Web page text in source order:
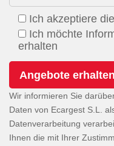
Ich akzeptiere
Ich möchte
erhalten
Wir informieren Sie
Daten von Ecargest S.L.
Datenverarbeitung
Ihnen die mit Ihrer